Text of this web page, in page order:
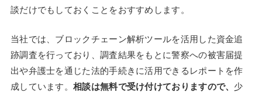
談だけでもしておくことをおすすめします。
当社では、ブロックチェーン解析ツールを活用した資金追
跡調査を行っており、調査結果をもとに警察への被害届提
出や弁護士を通じた法的手続きに活用できるレポートを作
成しています。相談は無料で受け付けておりますので、 少